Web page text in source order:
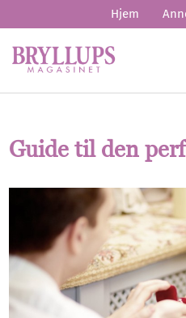
Hjem
Guide til den